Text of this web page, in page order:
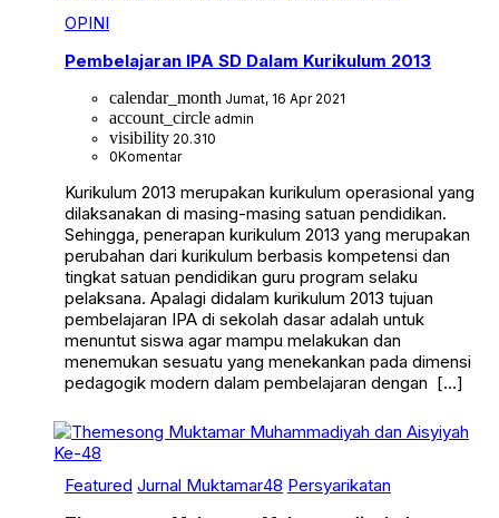
OPINI
Pembelajaran IPA SD Dalam Kurikulum 2013
calendar_month Jumat, 16 Apr 2021
account_circle admin
visibility 20.310
0Komentar
Kurikulum 2013 merupakan kurikulum operasional yang
dilaksanakan di masing-masing satuan pendidikan.
Sehingga, penerapan kurikulum 2013 yang merupakan
perubahan dari kurikulum berbasis kompetensi dan
tingkat satuan pendidikan guru program selaku
pelaksana. Apalagi didalam kurikulum 2013 tujuan
pembelajaran IPA di sekolah dasar adalah untuk
menuntut siswa agar mampu melakukan dan
menemukan sesuatu yang menekankan pada dimensi
pedagogik modern dalam pembelajaran dengan […]
Featured Jurnal Muktamar48 Persyarikatan